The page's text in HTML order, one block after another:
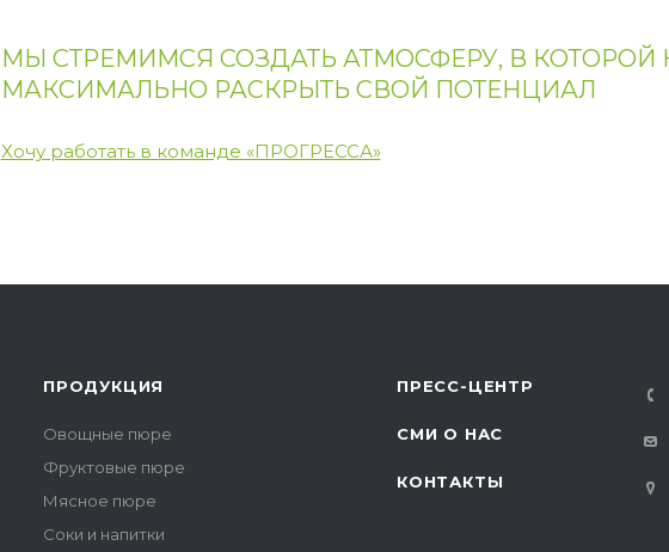
МЫ СТРЕМИМСЯ СОЗДАТЬ АТМОСФЕРУ, В
МАКСИМАЛЬНО РАСКРЫТЬ СВОЙ ПОТЕНЦИАЛ
Хочу работать в команде «ПРОГРЕССА»
ПРОДУКЦИЯ
Овощные пюре
Фруктовые пюре
Мясное пюре
Соки и напитки
ПРЕСС-ЦЕНТР
СМИ О НАС
КОНТАКТЫ